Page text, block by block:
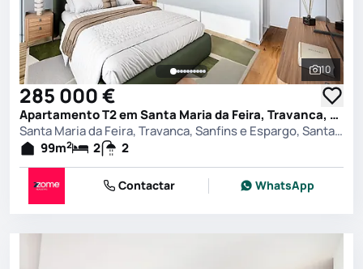
Ver
10
285 000 €
Apartamento T2 em Santa Maria da Feira, Travanca, Sanfins e Espargo, Santa Maria da Feira
Santa Maria da Feira, Travanca, Sanfins e Espargo, Santa Maria da Feira
99m2 2 2
Contactar WhatsApp